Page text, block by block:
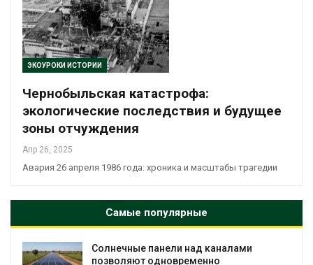
ЭКОУРОКИ ИСТОРИИ
Чернобыльская катастрофа:
экологические последствия и будущее
зоны отчуждения
Апр 26, 2025
Авария 26 апреля 1986 года: хроника и масштабы трагедии
Самые популярные
Солнечные панели над каналами
позволяют одновременно